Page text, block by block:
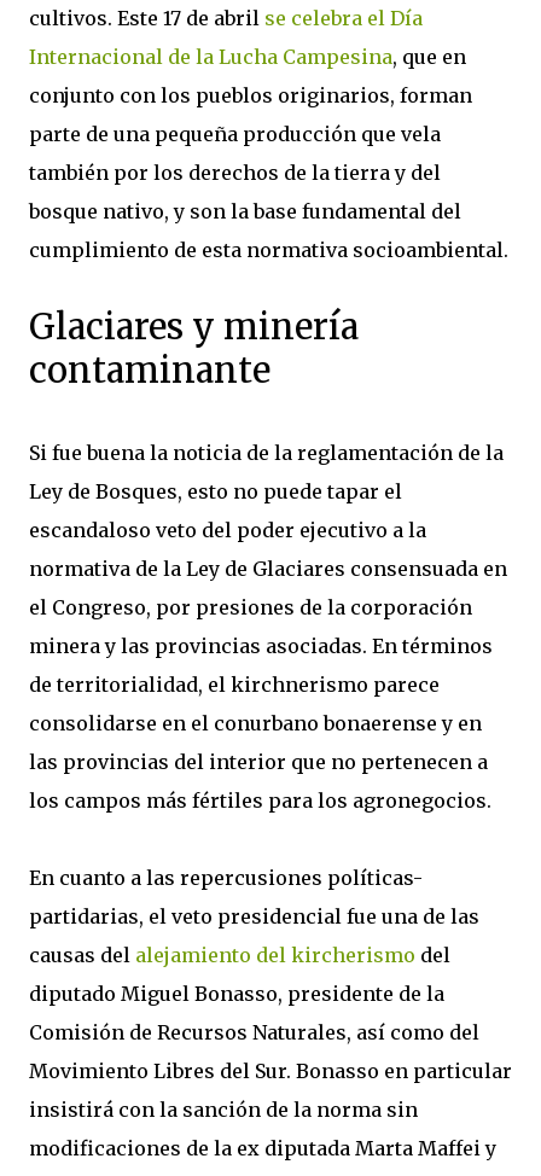
cultivos. Este 17 de abril se celebra el Día
Internacional de la Lucha Campesina, que en
conjunto con los pueblos originarios, forman
parte de una pequeña producción que vela
también por los derechos de la tierra y del
bosque nativo, y son la base fundamental del
cumplimiento de esta normativa socioambiental.
Glaciares y minería
contaminante
Si fue buena la noticia de la reglamentación de la
Ley de Bosques, esto no puede tapar el
escandaloso veto del poder ejecutivo a la
normativa de la Ley de Glaciares consensuada en
el Congreso, por presiones de la corporación
minera y las provincias asociadas. En términos
de territorialidad, el kirchnerismo parece
consolidarse en el conurbano bonaerense y en
las provincias del interior que no pertenecen a
los campos más fértiles para los agronegocios.
En cuanto a las repercusiones políticas-
partidarias, el veto presidencial fue una de las
causas del alejamiento del kircherismo del
diputado Miguel Bonasso, presidente de la
Comisión de Recursos Naturales, así como del
Movimiento Libres del Sur. Bonasso en particular
insistirá con la sanción de la norma sin
modificaciones de la ex diputada Marta Maffei y